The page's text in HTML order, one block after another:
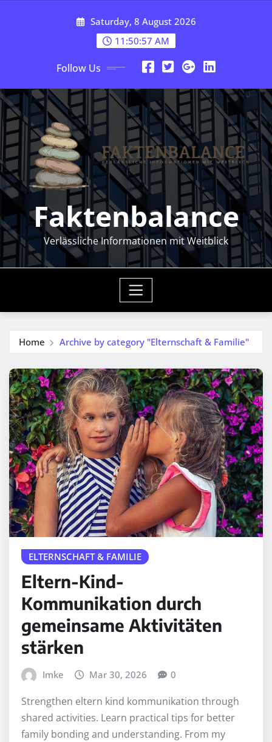
Saturday, 8 August 2026
11:50:58 AM
Follow Us
Faktenbalance
Verlässliche Informationen mit Weitblick
Home Archive by category "Elternschaft & Familie"
ELTERNSCHAFT & FAMILIE
Eltern-Kind-
Kommunikation durch
gemeinsame Aktivitäten
stärken
Imke Mar 30, 2026 0
Strengthen eltern kind kommunikation through
shared activities. Learn practical tips for better
family bonding and understanding. From my